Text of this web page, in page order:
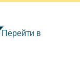
Перейти в